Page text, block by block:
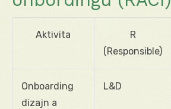
Aktivita
R
(Responsible)
Onboarding
dizajn a
L&D